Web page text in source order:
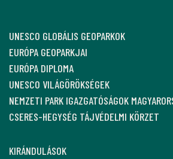
UNESCO GLOBÁLIS GEOPARKOK
EURÓPA GEOPARKJAI
EURÓPA DIPLOMA
UNESCO VILÁGÖRÖKSÉGEK
NEMZETI PARK IGAZGATÓSÁGOK
CSERES-HEGYSÉG TÁJVÉDELMI KÖRZET
KIRÁNDULÁSOK